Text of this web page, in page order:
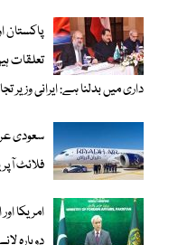
پاکستان
تعلقات
داری میں بدلنا ہے: ایرانی وزیر
سعودی
فلائٹ
امریکا